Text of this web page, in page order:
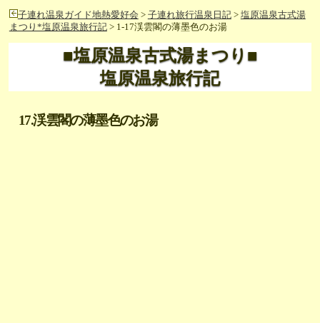
子連れ温泉ガイド地熱愛好会 > 子連れ旅行温泉日記> 塩原温泉古式湯
まつり*塩原温泉旅行記> 1-17渓雲閣の薄墨色のお湯
■塩原温泉古式湯まつり■
塩原温泉旅行記
17.渓雲閣の薄墨色のお湯